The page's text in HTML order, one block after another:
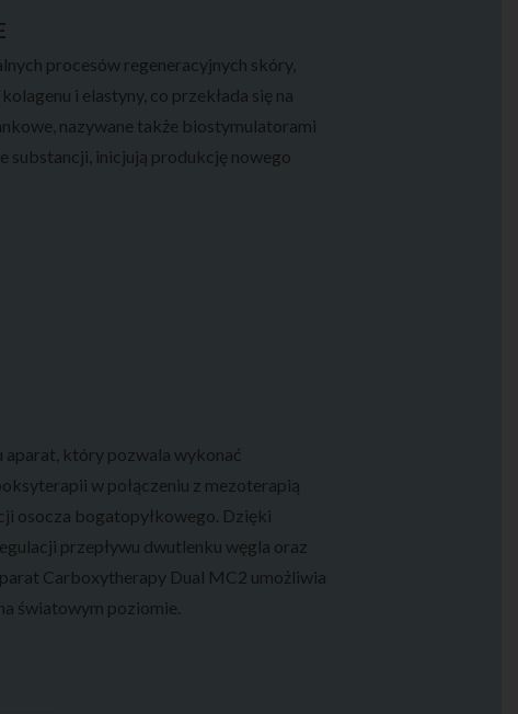
procesów regeneracyjnych skóry,
i elastyny, co przekłada się na
nazywane także biostymulatorami
substancji, inicjują produkcję nowego
aparat, który pozwala wykonać
w połączeniu z mezoterapią
osocza bogatopyłkowego. Dzięki
przepływu dwutlenku węgla oraz
Carboxytherapy Dual MC2 umożliwia
światowym poziomie.